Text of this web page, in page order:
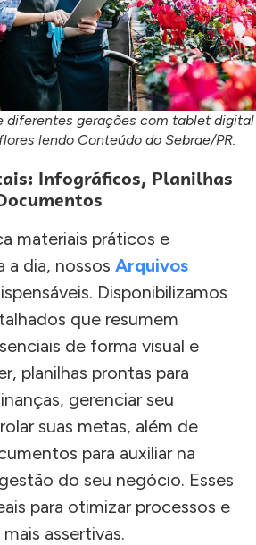
diferentes gerações com tablet digital
lendo Conteúdo do Sebrae/PR.
Infográficos, Planilhas
materiais práticos e
a dia, nossos Arquivos
Disponibilizamos
que resumem
de forma visual e
planilhas prontas para
gerenciar seu
suas metas, além de
para auxiliar na
do seu negócio. Esses
para otimizar processos e
assertivas.